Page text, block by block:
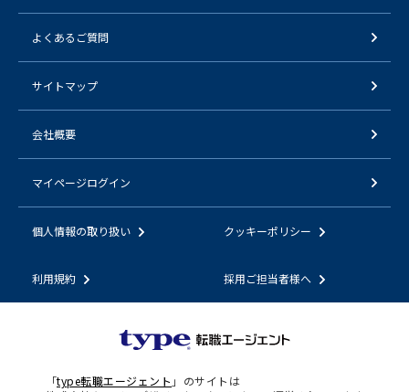
よくあるご質問
サイトマップ
会社概要
マイページログイン
個人情報の取り扱い クッキーポリシー
利用規約 採用ご担当者様へ
「type転職エージェント 」のサイトは